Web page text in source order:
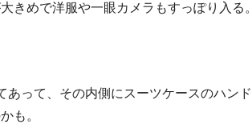
きめで洋服や一眼カメラもすっぽり入る
あって、その内側にスーツケースのハン
も。